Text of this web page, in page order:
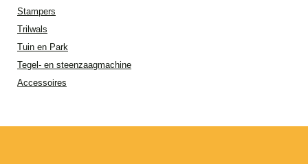
Stampers
Trilwals
Tuin en Park
Tegel- en steenzaagmachine
Accessoires